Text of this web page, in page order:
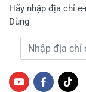
Hãy nhập địa chỉ
Dùng
Địa chỉ e-mail